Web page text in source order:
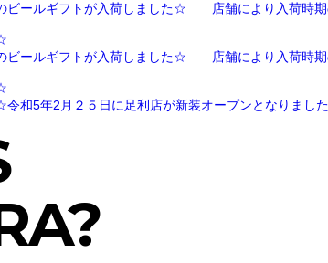
ビールギフトが入荷しました☆ 店舗により入荷時期
ビールギフトが入荷しました☆ 店舗により入荷時期
5年2月２５日に足利店が新装オープンとなりました